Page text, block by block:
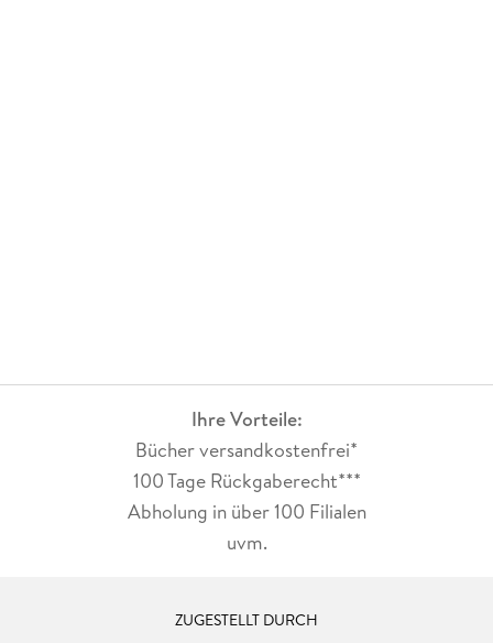
Ihre Vorteile:
Bücher versandkostenfrei*
100 Tage Rückgaberecht***
Abholung in über 100 Filialen
uvm.
ZUGESTELLT DURCH